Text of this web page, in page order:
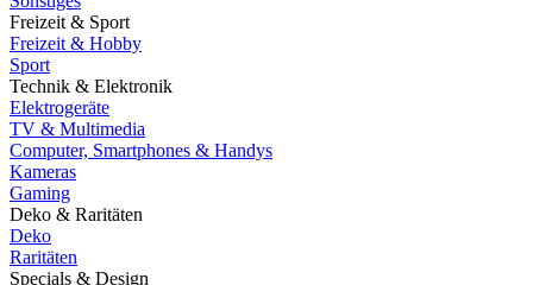
Freizeit & Sport
Freizeit & Hobby
Sport
Technik & Elektronik
Elektrogeräte
TV & Multimedia
Computer, Smartphones & Handys
Kameras
Gaming
Deko & Raritäten
Deko
Raritäten
Specials & Design